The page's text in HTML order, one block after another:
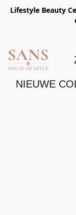
Lifestyle Beauty
NIEUWE